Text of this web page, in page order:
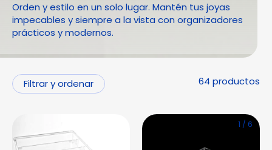
Orden y estilo en un solo lugar. Mantén tus joyas
impecables y siempre a la vista con organizadores
prácticos y modernos.
Filtrar y ordenar 64 productos
1 / 6